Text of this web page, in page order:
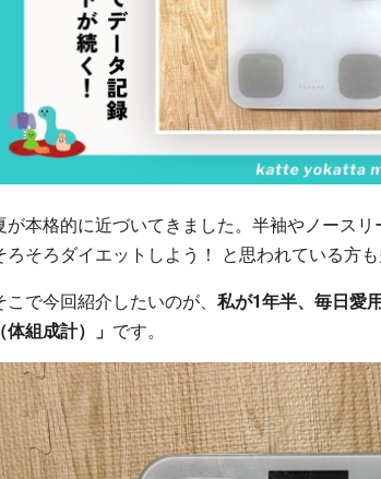
が本格的に近づいてきました。半袖やノースリ
ろそろダイエットしよう！ と思われている方
こで今回紹介したいのが、 私が1年半、毎日愛
（体組成計）」 です。